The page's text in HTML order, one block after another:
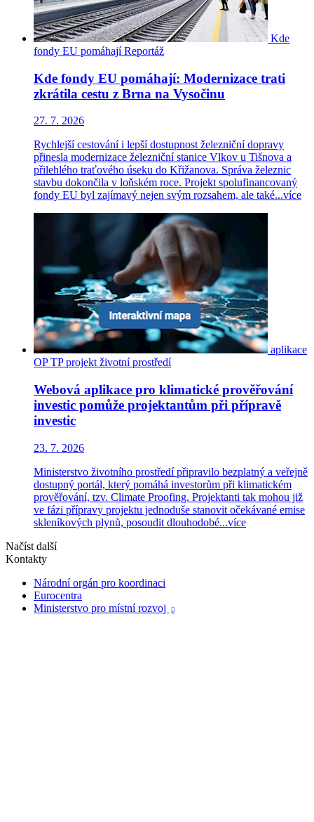
Kde
fondy EU pomáhají Reportáž
Kde fondy EU pomáhají: Modernizace trati
zkrátila cestu z Brna na Vysočinu
27. 7. 2026
Rychlejší cestování i lepší dostupnost železniční dopravy
přinesla modernizace železniční stanice Vlkov u Tišnova a
přilehlého traťového úseku do Křižanova. Správa železnic
stavbu dokončila v loňském roce. Projekt spolufinancovaný
fondy EU byl zajímavý nejen svým rozsahem, ale také...více
aplikace
OP TP projekt životní prostředí
Webová aplikace pro klimatické prověřování
investic pomůže projektantům při přípravě
investic
23. 7. 2026
Ministerstvo životního prostředí připravilo bezplatný a veřejně
dostupný portál, který pomáhá investorům při klimatickém
prověřování, tzv. Climate Proofing. Projektanti tak mohou již
ve fázi přípravy projektu jednoduše stanovit očekávané emise
skleníkových plynů, posoudit dlouhodobé...více
Načíst další
Kontakty
Národní orgán pro koordinaci
Eurocentra
Ministerstvo pro místní rozvoj
